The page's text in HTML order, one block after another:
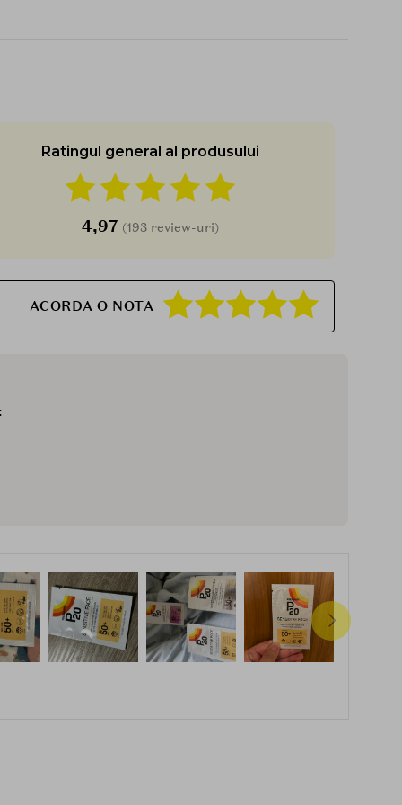
Aplicati generos si uniform cu 15 minute inainte de
expunerea la soare, asigurandu-va ca nu sunt
omise zone. Utilizati 2 pompe pentru acoperirea
complet inainte de a intra in contact cu textilele.
protectie solara va reduce semnificativ nivelul de
protectie- acordati o atentie deosebita zonelor
vulnerabile, cum ar fi urechile, nasul si gatul.
Reaplicati intotdeauna dupa transpiratie excesiva
Ratingul general al produsului
4,97 (193 review-uri)
ACORDA O NOTA